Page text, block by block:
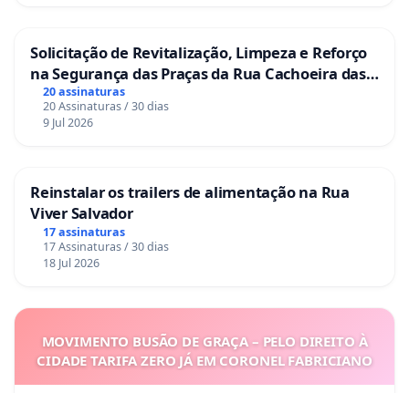
Solicitação de Revitalização, Limpeza e Reforço
na Segurança das Praças da Rua Cachoeira das
Sete Ilhas
20 assinaturas
20 Assinaturas / 30 dias
9 Jul 2026
Reinstalar os trailers de alimentação na Rua
Viver Salvador
17 assinaturas
17 Assinaturas / 30 dias
18 Jul 2026
MOVIMENTO BUSÃO DE GRAÇA – PELO DIREITO À
CIDADE TARIFA ZERO JÁ EM CORONEL FABRICIANO